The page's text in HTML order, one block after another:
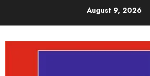
August 9, 2026